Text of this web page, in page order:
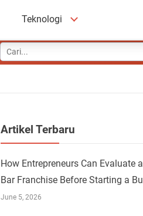
Teknologi
Artikel Terbaru
How Entrepreneurs Can Evaluate
Bar Franchise Before Starting a
June 5, 2026